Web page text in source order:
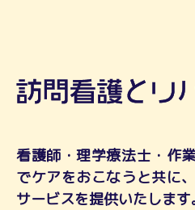
看護師・理学療法士・作
でケアをおこなうと共に
サービスを提供いたします